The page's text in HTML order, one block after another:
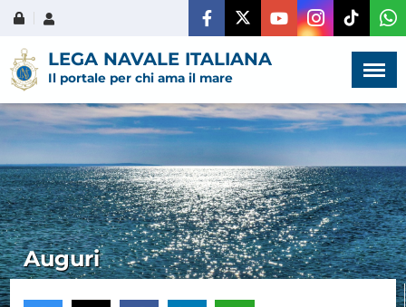
LEGA NAVALE ITALIANA
Il portale per chi ama il mare
Auguri
Menù ×
HOME
CHI SIAMO
LA VITA
DELL'ASSOCIAZIONE